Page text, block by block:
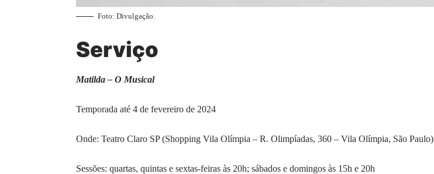
Foto: Divulgação.
Serviço
Matilda – O Musical
Temporada até 4 de fevereiro de 2024
Onde: Teatro Claro SP (Shopping Vila Olímpia – R. Olimpíadas, 360 – Vila Olímpia, São Paulo)
Sessões: quartas, quintas e sextas-feiras às 20h; sábados e domingos às 15h e 20h